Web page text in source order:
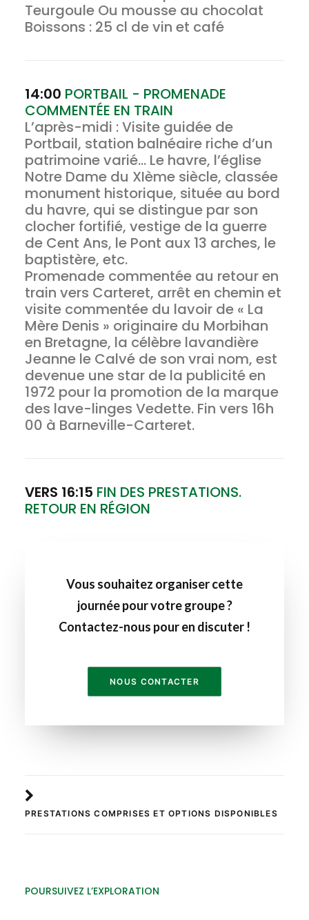
Teurgoule Ou mousse au chocolat
Boissons : 25 cl de vin et café
14:00 PORTBAIL - PROMENADE
COMMENTÉE EN TRAIN
L’après-midi : Visite guidée de
Portbail, station balnéaire riche d’un
patrimoine varié… Le havre, l’église
Notre Dame du XIème siècle, classée
monument historique, située au bord
du havre, qui se distingue par son
clocher fortifié, vestige de la guerre
de Cent Ans, le Pont aux 13 arches, le
baptistère, etc.
Promenade commentée au retour en
train vers Carteret, arrêt en chemin et
visite commentée du lavoir de « La
Mère Denis » originaire du Morbihan
en Bretagne, la célèbre lavandière
Jeanne le Calvé de son vrai nom, est
devenue une star de la publicité en
1972 pour la promotion de la marque
des lave-linges Vedette. Fin vers 16h
00 à Barneville-Carteret.
VERS 16:15 FIN DES PRESTATIONS.
RETOUR EN RÉGION
Vous souhaitez organiser cette
journée pour votre groupe ?
Contactez-nous pour en discuter !
NOUS CONTACTER
PRESTATIONS COMPRISES ET OPTIONS DISPONIBLES
POURSUIVEZ L’EXPLORATION